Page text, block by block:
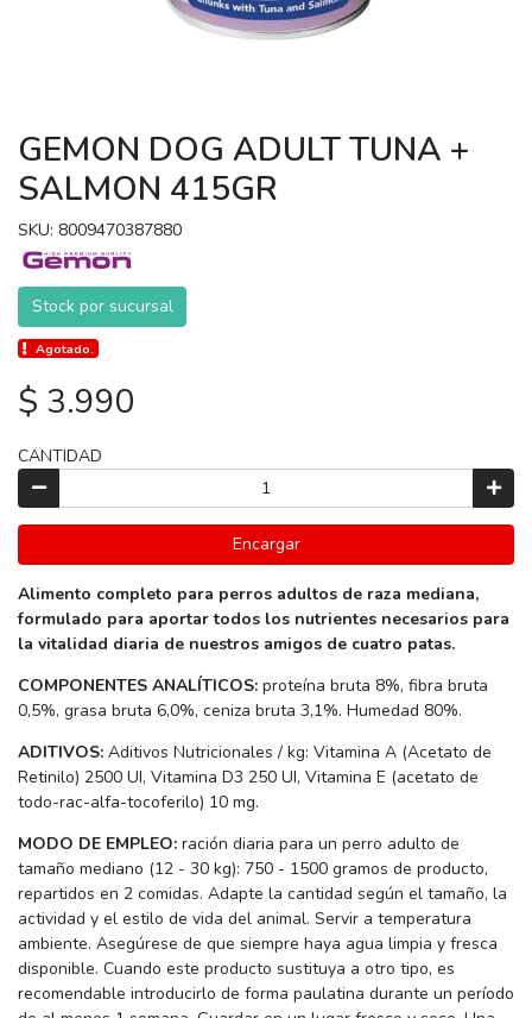
GEMON DOG ADULT TUNA +
SALMON 415GR
SKU: 8009470387880
Stock por sucursal
Agotado.
$ 3.990
CANTIDAD
Encargar
Alimento completo para perros adultos de raza mediana,
formulado para aportar todos los nutrientes necesarios para
la vitalidad diaria de nuestros amigos de cuatro patas.
COMPONENTES ANALÍTICOS: proteína bruta 8%, fibra bruta
0,5%, grasa bruta 6,0%, ceniza bruta 3,1%. Humedad 80%.
ADITIVOS: Aditivos Nutricionales / kg: Vitamina A (Acetato de
Retinilo) 2500 UI, Vitamina D3 250 UI, Vitamina E (acetato de
todo-rac-alfa-tocoferilo) 10 mg.
MODO DE EMPLEO: ración diaria para un perro adulto de
tamaño mediano (12 - 30 kg): 750 - 1500 gramos de producto,
repartidos en 2 comidas. Adapte la cantidad según el tamaño, la
actividad y el estilo de vida del animal. Servir a temperatura
ambiente. Asegúrese de que siempre haya agua limpia y fresca
disponible. Cuando este producto sustituya a otro tipo, es
recomendable introducirlo de forma paulatina durante un período